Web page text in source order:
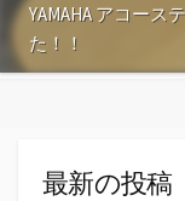
YAMAHA アコース
た！！
最新の投稿